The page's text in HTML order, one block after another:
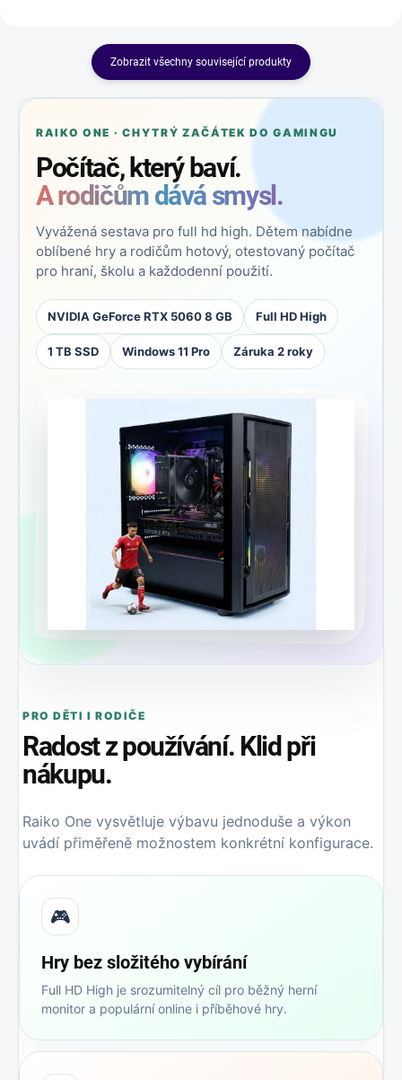
Zobrazit všechny související produkty
RAIKO ONE · CHYTRÝ ZAČÁTEK DO GAMINGU
Počítač, který baví.
A rodičům dává smysl.
Vyvážená sestava pro full hd high. Dětem nabídne
oblíbené hry a rodičům hotový, otestovaný počítač
pro hraní, školu a každodenní použití.
NVIDIA GeForce RTX 5060 8 GB Full HD High
1 TB SSD Windows 11 Pro Záruka 2 roky
PRO DĚTI I RODIČE
Radost z používání. Klid při
nákupu.
Raiko One vysvětluje výbavu jednoduše a výkon
uvádí přiměřeně možnostem konkrétní konfigurace.
🎮
Hry bez složitého vybírání
Full HD High je srozumitelný cíl pro běžný herní
monitor a populární online i příběhové hry.